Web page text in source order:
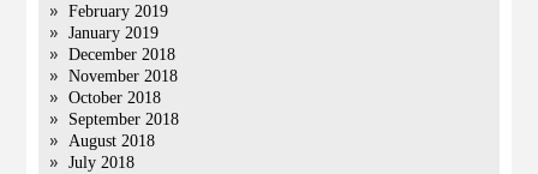
February 2019
January 2019
December 2018
November 2018
October 2018
September 2018
August 2018
July 2018